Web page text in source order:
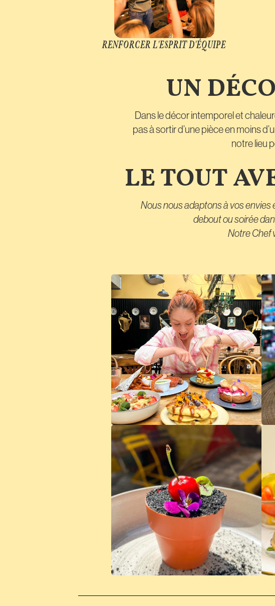
RENFORCER L'ESPRIT D'ÉQUIPE
UN
Dans le décor intemporel et
pas à sortir d’une pièce en moins
notre lieu
LE TOUT
Nous nous adaptons à vos envies
debout ou soirée
Notre Chef